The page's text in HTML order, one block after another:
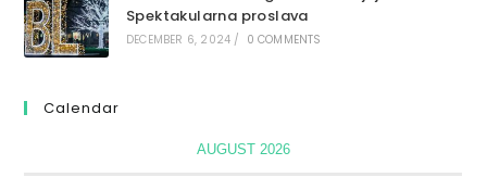
Spektakularna proslava
DECEMBER 6, 2024 / 0 COMMENTS
Calendar
AUGUST 2026